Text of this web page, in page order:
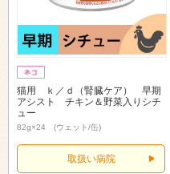
猫用 ｋ／ｄ（腎臓ケア） 早期
アシスト チキン＆野菜入りシチ
ュー
82g×24 (ウェット/缶)
取扱い病院